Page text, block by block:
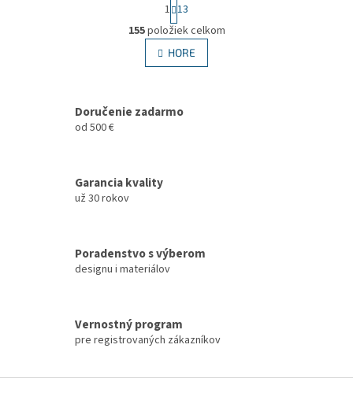
O
v
l
á
c
ý
p
t
r
á
n
k
a
1 13
155položiek celkom
HORE
Doručenie zadarmo
od 500 €
Garancia kvality
už 30 rokov
Poradenstvo s výberom
designu i materiálov
Vernostný program
pre registrovaných zákazníkov